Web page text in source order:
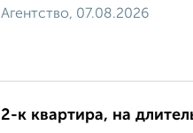
Агентство, 07.08.2026
2-к квартира, на